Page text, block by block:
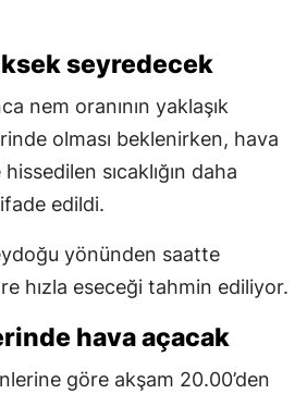
seyredecek
nem oranının yaklaşık
olması beklenirken, hava
sıcaklığın daha
edildi.
yönünden saatte
hızla eseceği tahmin ediliyor.
hava açacak
göre akşam 20.00’den